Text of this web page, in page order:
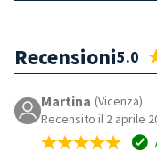
Recensioni5.0
Martina (Vicenza)
Recensito il 2 aprile